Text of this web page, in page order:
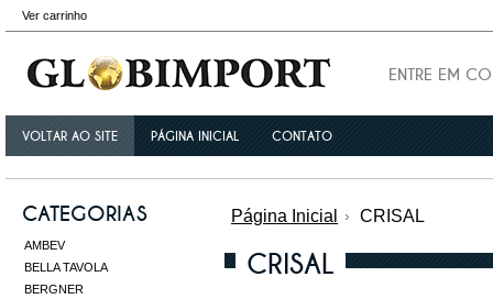
Ver carrinho
ENTRE EM
VOLTAR AO SITE PÁGINA INICIAL CONTATO
CATEGORIAS
AMBEV
BELLA TAVOLA
BERGNER
Página Inicial CRISAL
CRISAL